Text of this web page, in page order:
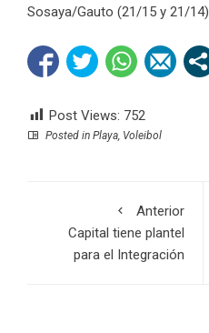
Sosaya/Gauto (21/15 y 21/
Post Views: 752
Posted in Playa, Voleibol
Anterior
Capital tiene plantel
para el Integración